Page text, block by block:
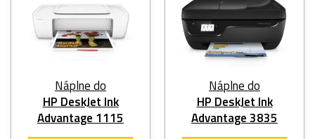
Náplne do
HP DeskJet Ink
Advantage 1115
Náplne do
HP DeskJet Ink
Advantage 3835